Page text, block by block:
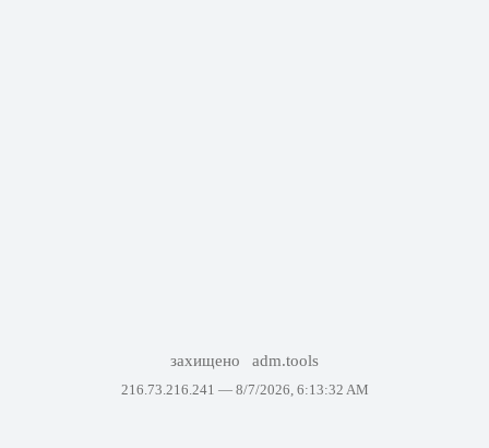
захищено adm.tools
216.73.216.241 — 8/7/2026, 6:13:32 AM